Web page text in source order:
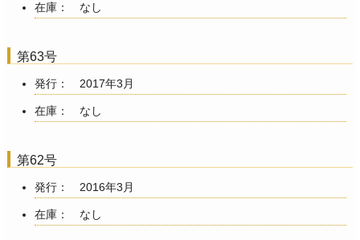
在庫： なし
第63号
発行： 2017年3月
在庫： なし
第62号
発行： 2016年3月
在庫： なし